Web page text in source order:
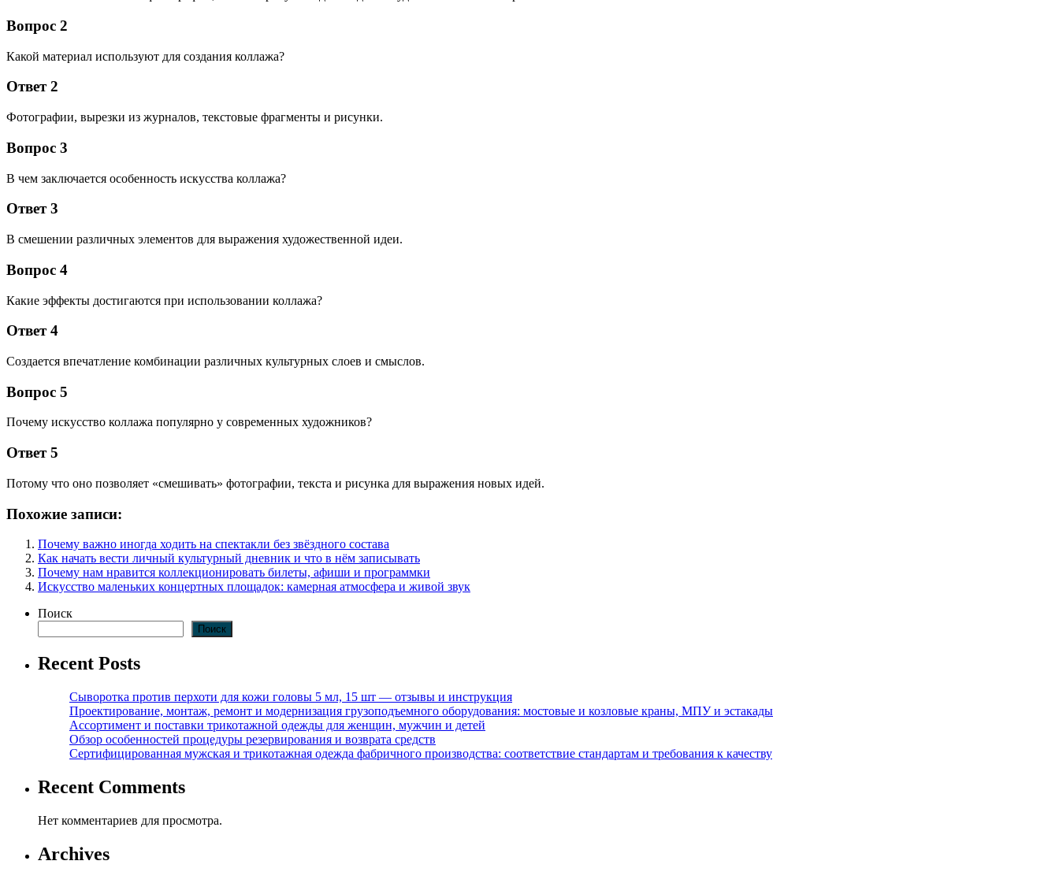
Вопрос 2
Какой материал используют для создания коллажа?
Ответ 2
Фотографии, вырезки из журналов, текстовые фрагменты и рисунки.
Вопрос 3
В чем заключается особенность искусства коллажа?
Ответ 3
В смешении различных элементов для выражения художественной идеи.
Вопрос 4
Какие эффекты достигаются при использовании коллажа?
Ответ 4
Создается впечатление комбинации различных культурных слоев и смыслов.
Вопрос 5
Почему искусство коллажа популярно у современных художников?
Ответ 5
Потому что оно позволяет «смешивать» фотографии, текста и рисунка для выражения новых идей.
Похожие записи:
Почему важно иногда ходить на спектакли без звёздного состава
Как начать вести личный культурный дневник и что в нём записывать
Почему нам нравится коллекционировать билеты, афиши и программки
Искусство маленьких концертных площадок: камерная атмосфера и живой звук
Поиск
Поиск
Recent Posts
Сыворотка против перхоти для кожи головы 5 мл, 15 шт — отзывы и инструкция
Проектирование, монтаж, ремонт и модернизация грузоподъемного оборудования: мостовые и козловые краны, МПУ и эстакады
Ассортимент и поставки трикотажной одежды для женщин, мужчин и детей
Обзор особенностей процедуры резервирования и возврата средств
Сертифицированная мужская и трикотажная одежда фабричного производства: соответствие стандартам и требования к качеству
Recent Comments
Нет комментариев для просмотра.
Archives